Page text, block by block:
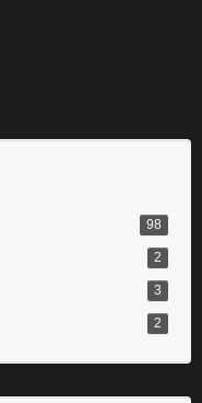
98
2
3
2